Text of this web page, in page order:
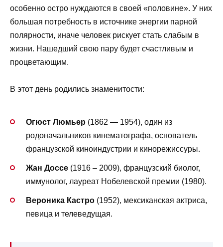
особенно остро нуждаются в своей «половине». У них
большая потребность в источнике энергии парной
полярности, иначе человек рискует стать слабым в
жизни. Нашедший свою пару будет счастливым и
процветающим.
В этот день родились знаменитости:
Огюст Люмьер (1862 — 1954), один из
родоначальников кинематографа, основатель
французской киноиндустрии и кинорежиссуры.
Жан Доссе (1916 – 2009), французский биолог,
иммунолог, лауреат Нобелевской премии (1980).
Вероника Кастро (1952), мексиканская актриса,
певица и телеведущая.